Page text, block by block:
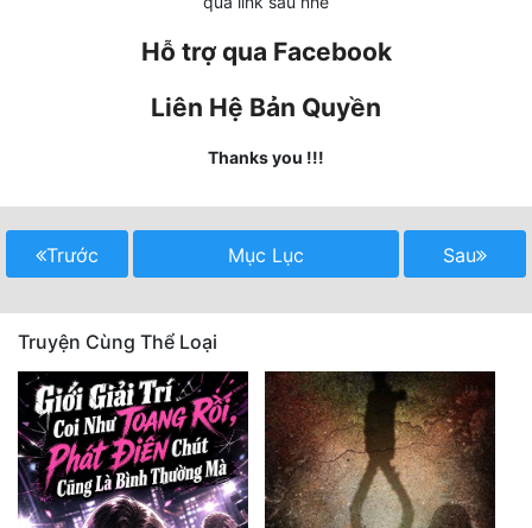
Góc Nhìn Nam
Góc Nhìn Nữ
Huyền Nghi
Huyền Ảo
Hài Hước
Hệ Thống
Hỗ trợ qua Facebook
Liên Hệ Bản Quyền
Thanks you !!!
Trước Mục Lục Sau
Truyện Cùng Thể Loại